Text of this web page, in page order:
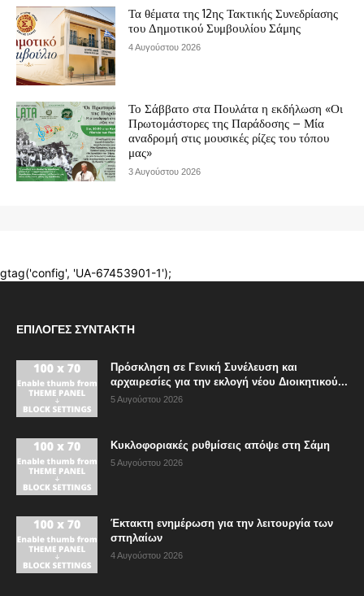
ΕΠΙΛΟΓΈΣ ΣΥΝΤΆΚΤΗ
Πρόσκληση σε Γενική Συνέλευση και
αρχαιρεσίες για την εκλογή νέου Διοικητικού...
5 Αυγούστου 2026
Κυκλοφοριακές ρυθμίσεις απόψε στη Σάμη
5 Αυγούστου 2026
Έκτακτη ενημέρωση για την λειτουργία των
σπηλαίων
4 Αυγούστου 2026